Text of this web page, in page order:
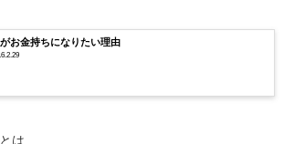
お金持ちになりたい理由
は